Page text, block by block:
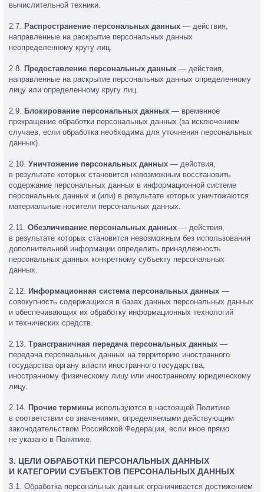
вычислительной техники.
2.7. Распространение персональных данных — действия,
направленные на раскрытие персональных данных
неопределенному кругу лиц.
2.8. Предоставление персональных данных — действия,
направленные на раскрытие персональных данных определенному
лицу или определенному кругу лиц.
2.9. Блокирование персональных данных — временное
прекращение обработки персональных данных (за исключением
случаев, если обработка необходима для уточнения персональных
данных).
2.10. Уничтожение персональных данных — действия,
в результате которых становится невозможным восстановить
содержание персональных данных в информационной системе
персональных данных и (или) в результате которых уничтожаются
материальные носители персональных данных.
2.11. Обезличивание персональных данных — действия,
в результате которых становится невозможным без использования
дополнительной информации определить принадлежность
персональных данных конкретному субъекту персональных
данных.
2.12. Информационная система персональных данных —
совокупность содержащихся в базах данных персональных данных
и обеспечивающих их обработку информационных технологий
и технических средств.
2.13. Трансграничная передача персональных данных —
передача персональных данных на территорию иностранного
государства органу власти иностранного государства,
иностранному физическому лицу или иностранному юридическому
лицу.
2.14. Прочие термины используются в настоящей Политике
в соответствии со значениями, определяемыми действующим
законодательством Российской Федерации, если иное прямо
не указано в Политике.
3. ЦЕЛИ ОБРАБОТКИ ПЕРСОНАЛЬНЫХ ДАННЫХ
И КАТЕГОРИИ СУБЪЕКТОВ ПЕРСОНАЛЬНЫХ ДАННЫХ
3.1. Обработка персональных данных ограничивается достижением